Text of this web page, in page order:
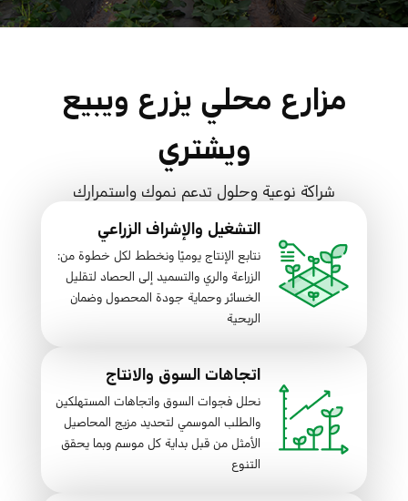
مزارع محلي يزرع ويبيع
ويشتري
شراكة نوعية وحلول تدعم نموك واستمرارك
التشغيل والإشراف الزراعي
نتابع الإنتاج يوميًا ونخطط لكل خطوة من:
الزراعة والري والتسميد إلى الحصاد لتقليل
الخسائر وحماية جودة المحصول وضمان
الربحية
اتجاهات السوق والانتاج
نحلل فجوات السوق واتجاهات المستهلكين
والطلب الموسمي لتحديد مزيج المحاصيل
الأمثل من قبل بداية كل موسم وبما يحقق
التنوع